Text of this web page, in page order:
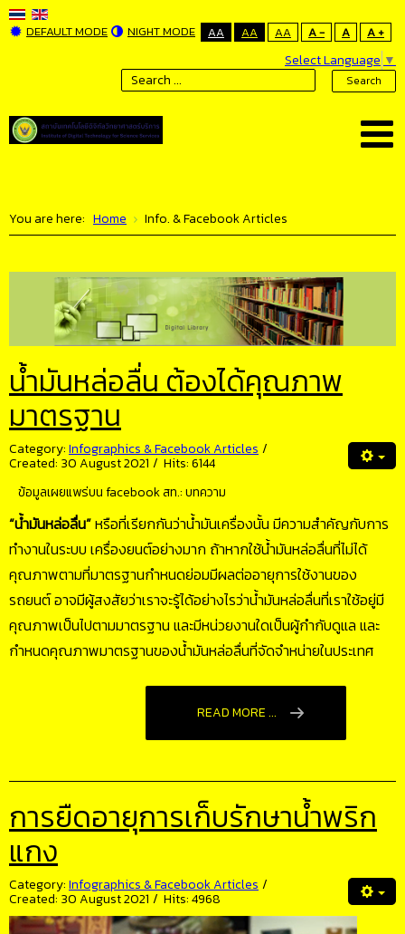
DEFAULT MODE NIGHT MODE AA AA AA A - A A +
Select Language ▼
Search
You are here: Home Info. & Facebook Articles
น้ำมันหล่อลื่น ต้องได้คุณภาพ
มาตรฐาน
Category:Infographics & Facebook Articles
Created: 30 August 2021
Hits: 6144
ข้อมูลเผยแพร่บน facebook สท.:บทความ
“น้ำมันหล่อลื่น”หรือที่เรียกกันว่าน้ำมันเครื่องนั้น มีความสำคัญกับการ
ทำงานในระบบ เครื่องยนต์อย่างมาก ถ้าหากใช้น้ำมันหล่อลื่นที่ไม่ได้
คุณภาพตามที่มาตรฐานกำหนดย่อมมีผลต่ออายุการใช้งานของ
รถยนต์ อาจมีผู้สงสัยว่าเราจะรู้ได้อย่างไรว่าน้ำมันหล่อลื่นที่เราใช้อยู่มี
คุณภาพเป็นไปตามมาตรฐาน และมีหน่วยงานใดเป็นผู้กำกับดูแล และ
กำหนดคุณภาพมาตรฐานของน้ำมันหล่อลื่นที่จัดจำหน่ายในประเทศ
READ MORE ...
การยืดอายุการเก็บรักษาน้ำพริก
แกง
Category:Infographics & Facebook Articles
Created: 30 August 2021 Hits: 4968